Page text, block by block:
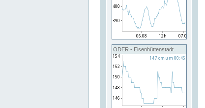
ODER - Eisenhüttenstadt